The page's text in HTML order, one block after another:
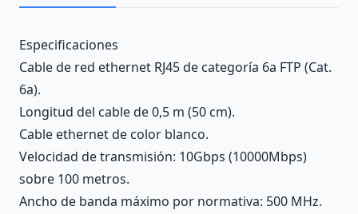
Description
Especificaciones
Cable de red ethernet RJ45 de categoría 6a FTP (Cat.
6a).
Longitud del cable de 0,5 m (50 cm).
Cable ethernet de color blanco.
Velocidad de transmisión: 10Gbps (10000Mbps)
sobre 100 metros.
Ancho de banda máximo por normativa: 500 MHz.